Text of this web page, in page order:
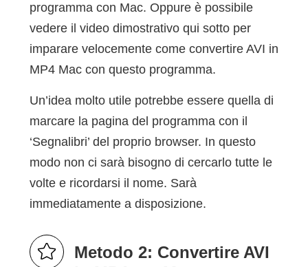
programma con Mac. Oppure è possibile
vedere il video dimostrativo qui sotto per
imparare velocemente come convertire AVI in
MP4 Mac con questo programma.
Un’idea molto utile potrebbe essere quella di
marcare la pagina del programma con il
‘Segnalibri’ del proprio browser. In questo
modo non ci sarà bisogno di cercarlo tutte le
volte e ricordarsi il nome. Sarà
immediatamente a disposizione.
Metodo 2: Convertire AVI